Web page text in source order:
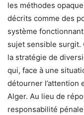
les méthodes
décrits comme des
système
sujet sensible surgit.
la stratégie de
qui, face à une
détourner l’attention
Alger. Au lieu de
responsabilité